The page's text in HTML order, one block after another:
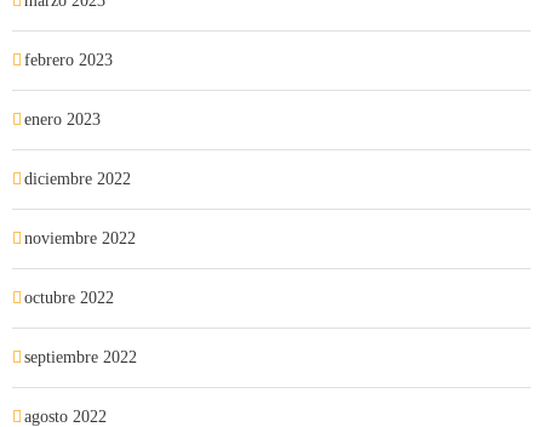
febrero 2023
enero 2023
diciembre 2022
noviembre 2022
octubre 2022
septiembre 2022
agosto 2022